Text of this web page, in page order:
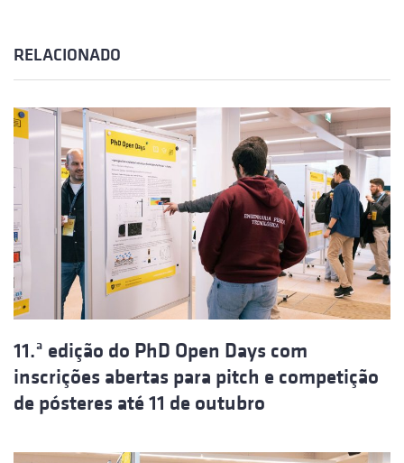
RELACIONADO
11.ª edição do PhD Open Days com
inscrições abertas para pitch e competição
de pósteres até 11 de outubro